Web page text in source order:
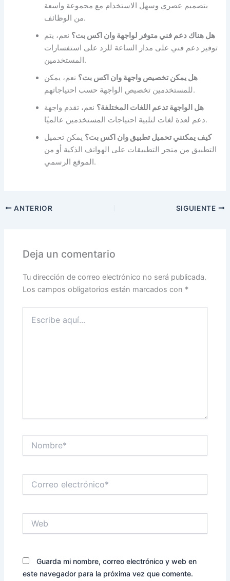
بتصميم عصري وسهل الاستخدام مع مجموعة واسعة
من الوظائف.
هل هناك دعم فني متوفر لواجهة وان اكس بت؟ نعم، يتم
توفير دعم فني على مدار الساعة للرد على استفسارات
المستخدمين.
هل يمكن تخصيص واجهة وان اكس بت؟ نعم، يمكن
للمستخدمين تخصيص الواجهة حسب احتياجاتهم.
هل الواجهة تدعم اللغات المختلفة؟ نعم، تقدم واجهة
دعم لعدة لغات لتلبية احتياجات المستخدمين عالميًا.
كيف يمكنني تحميل تطبيق وان اكس بت؟ يمكن تحميل
التطبيق من متجر التطبيقات على الهواتف الذكية أو من
الموقع الرسمي.
ANTERIOR SIGUIENTE
Deja un comentario
Tu dirección de correo electrónico no será publicada.
Los campos obligatorios están marcados con *
aquí...
electrónico*
Guarda mi nombre, correo electrónico y web en
este navegador para la próxima vez que comente.